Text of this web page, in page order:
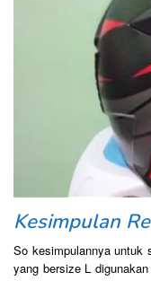
Kesimpulan
So kesimpulannya untuk
yang bersize L